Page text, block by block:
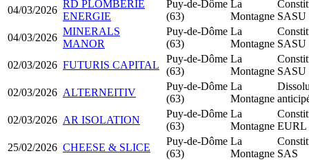
04/03/2026
RD PLOMBERIE
ENERGIE
Puy-de-Dôme
(63)
La
Montagne SASU
04/03/2026
MINERALS
MANOR
Puy-de-Dôme
(63)
La
Montagne SASU
02/03/2026 FUTURIS CAPITAL
Puy-de-Dôme
(63)
La
Montagne SASU
02/03/2026 ALTERNEITIV
Puy-de-Dôme
(63)
La
Montagne
02/03/2026 AR ISOLATION
Puy-de-Dôme
(63)
La
Montagne EURL
25/02/2026 CHEESE & SLICE
Puy-de-Dôme
(63)
La
Montagne SAS